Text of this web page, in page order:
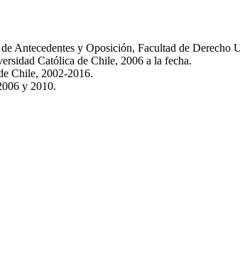
Antecedentes y Oposición, Facultad de Derecho
Católica de Chile, 2006 a la fecha.
Chile, 2002-2016.
y 2010.